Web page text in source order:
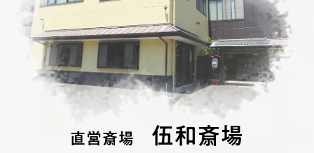
直営斎場 伍和斎場